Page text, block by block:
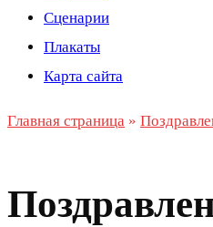
Сценарии
Плакаты
Карта сайта
Главная страница »